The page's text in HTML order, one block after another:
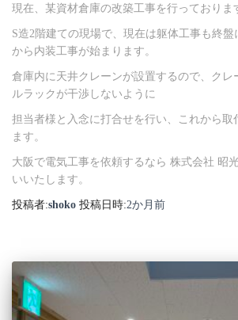
現在、某資材倉庫の改築工事を行っておりま
S造2階建ての現場で、現在は躯体工事も終
から内装工事が始まります。
倉庫内に天井クレーンが設置するので、クレ
ルラックが干渉しないように
担当者様と入念に打合せを行い、これから取
ます。
大阪で電気工事を依頼するなら 株式会社 昭
いいたします。
投稿者:shoko 投稿日時:2か月 前